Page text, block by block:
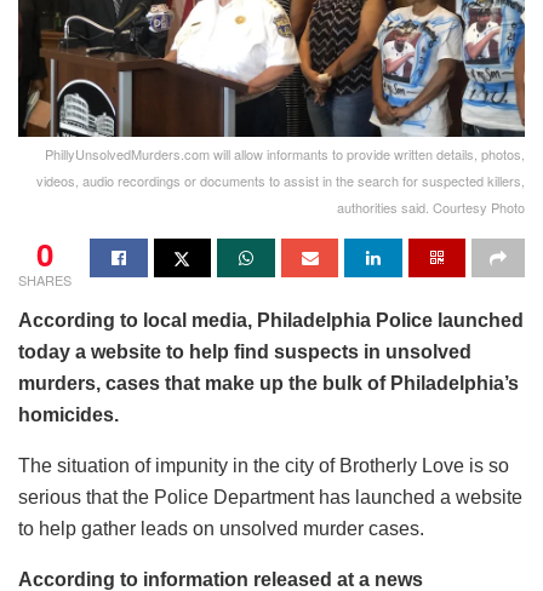
PhillyUnsolvedMurders.com will allow informants to provide written details, photos,
videos, audio recordings or documents to assist in the search for suspected killers,
authorities said. Courtesy Photo
0
SHARES
According to local media, Philadelphia Police launched
today a website to help find suspects in unsolved
murders, cases that make up the bulk of Philadelphia’s
homicides.
The situation of impunity in the city of Brotherly Love is so
serious that the Police Department has launched a website
to help gather leads on unsolved murder cases.
According to information released at a news